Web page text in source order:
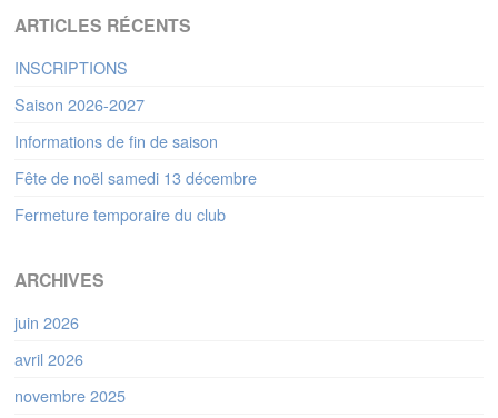
ARTICLES RÉCENTS
INSCRIPTIONS
Saison 2026-2027
Informations de fin de saison
Fête de noël samedi 13 décembre
Fermeture temporaire du club
ARCHIVES
juin 2026
avril 2026
novembre 2025